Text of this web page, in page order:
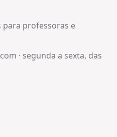
para professoras e
· segunda a sexta, das